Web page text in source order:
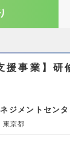
援事業】研
ジメントセン
東京都